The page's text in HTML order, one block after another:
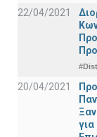
22/04/2021
20/04/2021